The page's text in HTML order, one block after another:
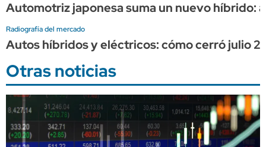
Automotriz japonesa suma un nuevo híbrido:
Radiografía del mercado
Autos híbridos y eléctricos: cómo cerró julio
Otras noticias